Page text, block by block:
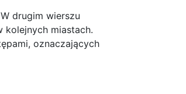
drugim wierszu
kolejnych miastach.
oznaczających